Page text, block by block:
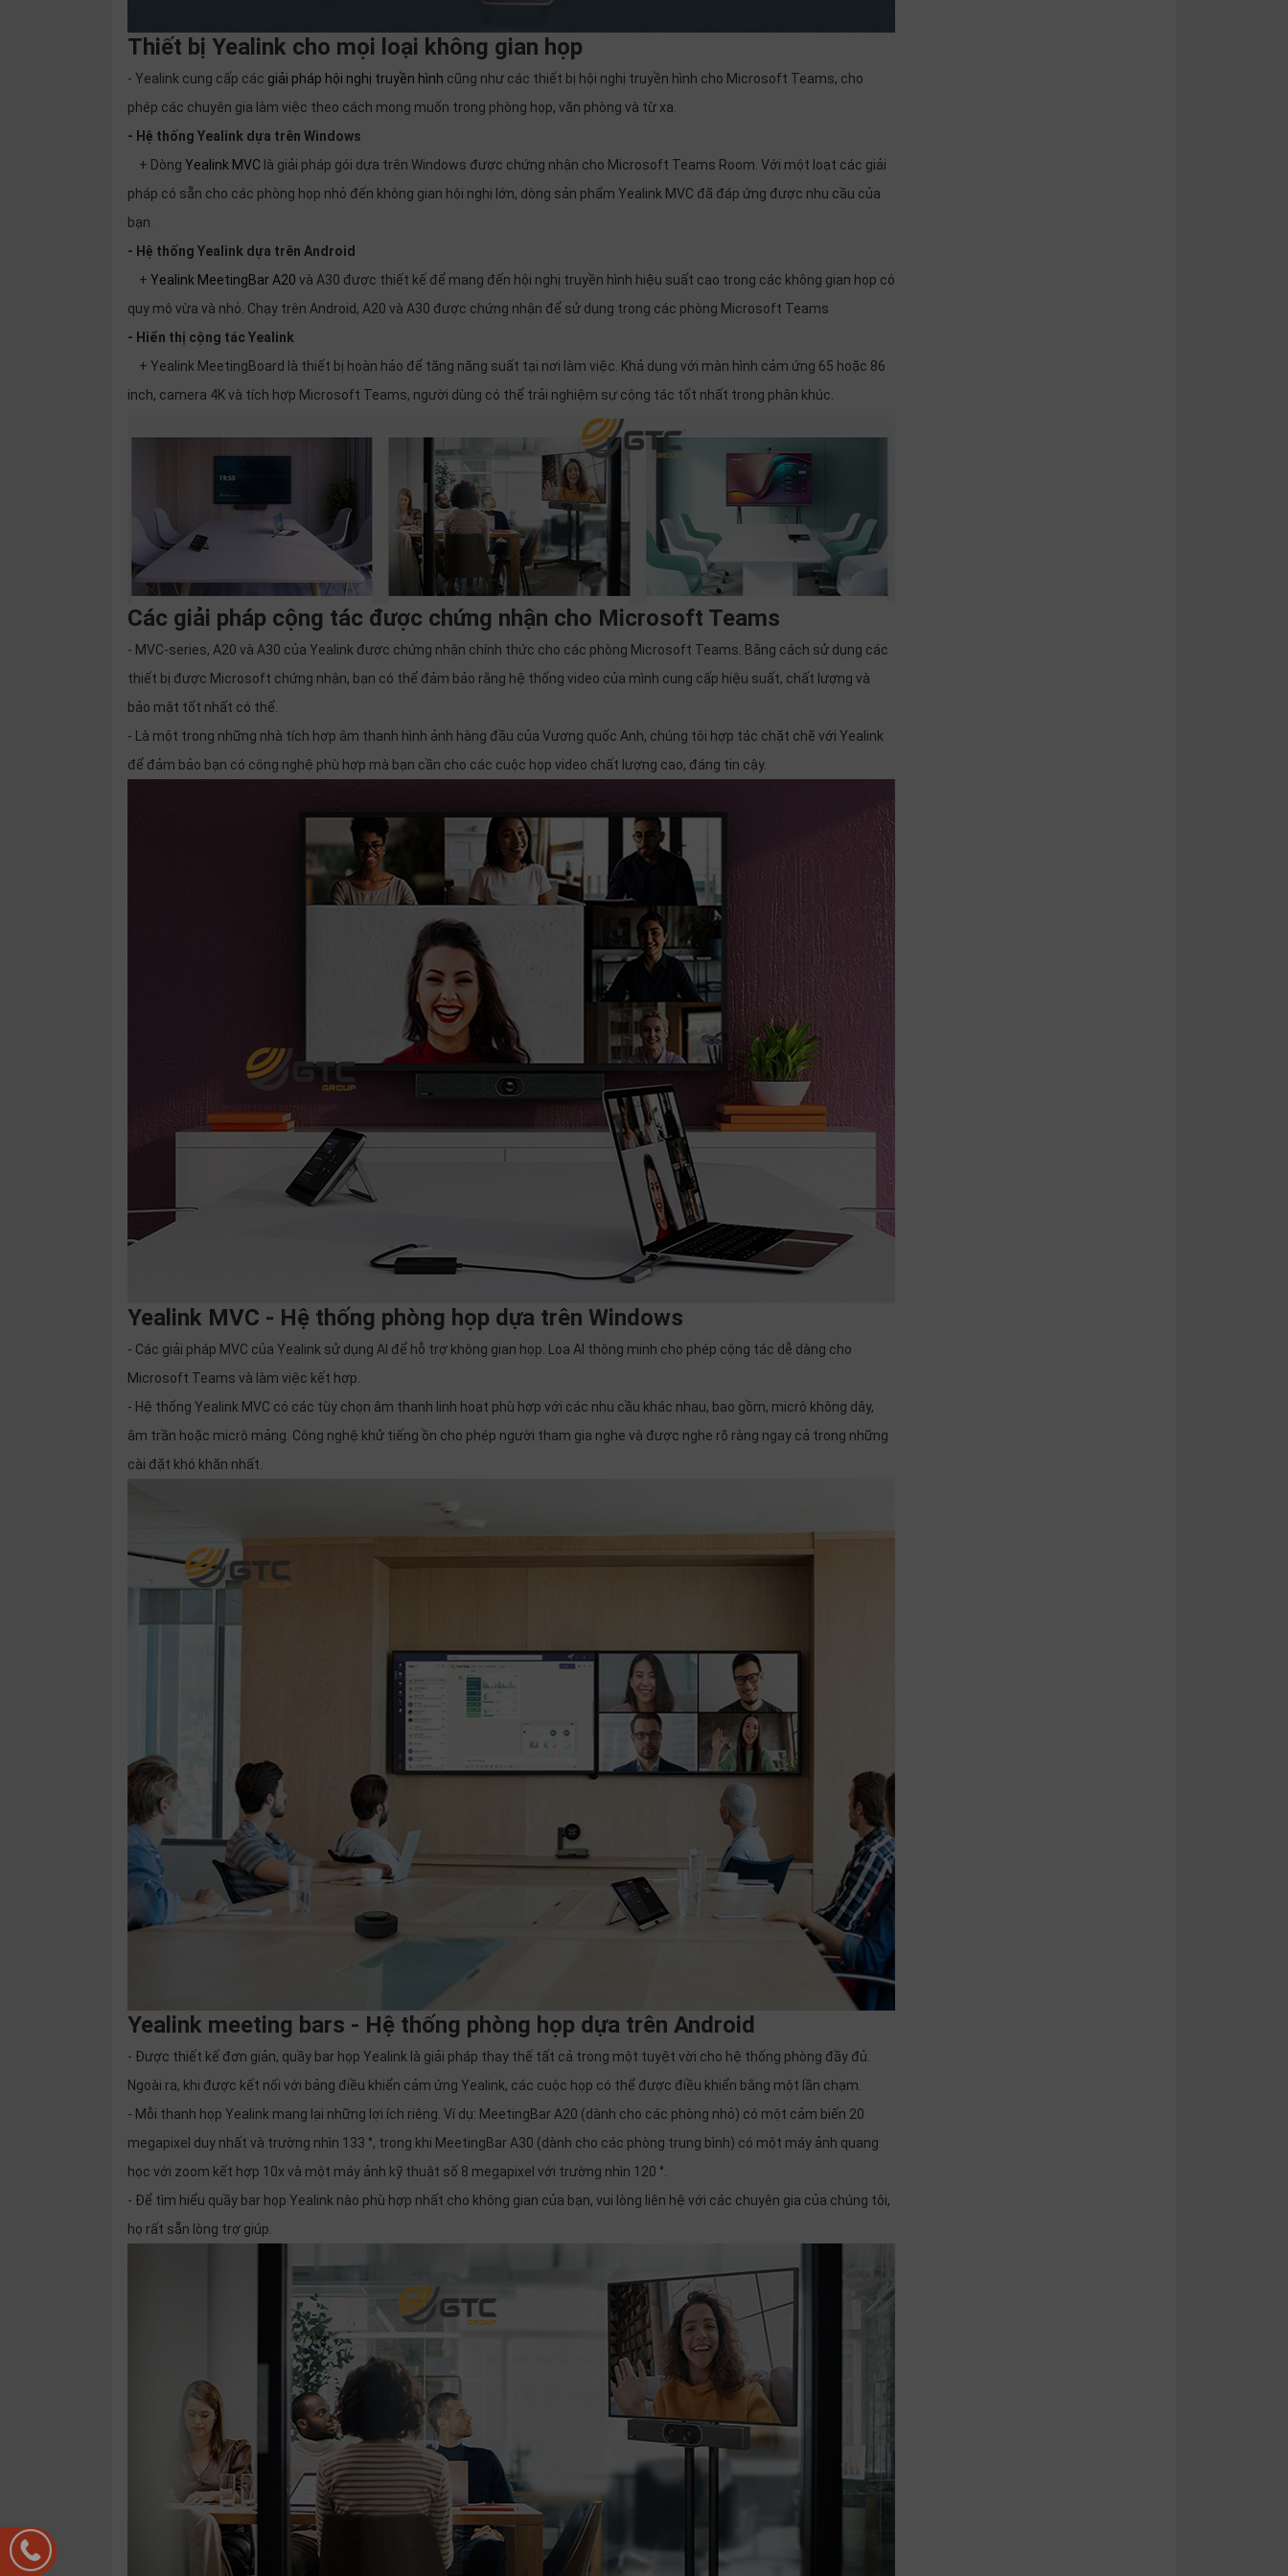
Thiết bị Yealink cho mọi loại không gian họp
- Yealink cung cấp các giải pháp hội nghị truyền hình cũng như các thiết bị hội nghị truyền hình cho Microsoft Teams, cho
phép các chuyên gia làm việc theo cách mong muốn trong phòng họp, văn phòng và từ xa.
- Hệ thống Yealink dựa trên Windows
+ Dòng Yealink MVC là giải pháp gói dựa trên Windows được chứng nhận cho Microsoft Teams Room. Với một loạt các giải
pháp có sẵn cho các phòng họp nhỏ đến không gian hội nghị lớn, dòng sản phẩm Yealink MVC đã đáp ứng được nhu cầu của
bạn.
- Hệ thống Yealink dựa trên Android
+ Yealink MeetingBar A20 và A30 được thiết kế để mang đến hội nghị truyền hình hiệu suất cao trong các không gian họp có
quy mô vừa và nhỏ. Chạy trên Android, A20 và A30 được chứng nhận để sử dụng trong các phòng Microsoft Teams
- Hiển thị cộng tác Yealink
+ Yealink MeetingBoard là thiết bị hoàn hảo để tăng năng suất tại nơi làm việc. Khả dụng với màn hình cảm ứng 65 hoặc 86
inch, camera 4K và tích hợp Microsoft Teams, người dùng có thể trải nghiệm sự cộng tác tốt nhất trong phân khúc.
Các giải pháp cộng tác được chứng nhận cho Microsoft Teams
- MVC-series, A20 và A30 của Yealink được chứng nhận chính thức cho các phòng Microsoft Teams. Bằng cách sử dụng các
thiết bị được Microsoft chứng nhận, bạn có thể đảm bảo rằng hệ thống video của mình cung cấp hiệu suất, chất lượng và
bảo mật tốt nhất có thể.
- Là một trong những nhà tích hợp âm thanh hình ảnh hàng đầu của Vương quốc Anh, chúng tôi hợp tác chặt chẽ với Yealink
để đảm bảo bạn có công nghệ phù hợp mà bạn cần cho các cuộc họp video chất lượng cao, đáng tin cậy.
Yealink MVC - Hệ thống phòng họp dựa trên Windows
- Các giải pháp MVC của Yealink sử dụng AI để hỗ trợ không gian họp. Loa AI thông minh cho phép cộng tác dễ dàng cho
Microsoft Teams và làm việc kết hợp.
- Hệ thống Yealink MVC có các tùy chọn âm thanh linh hoạt phù hợp với các nhu cầu khác nhau, bao gồm, micrô không dây,
âm trần hoặc micrô mảng. Công nghệ khử tiếng ồn cho phép người tham gia nghe và được nghe rõ ràng ngay cả trong những
cài đặt khó khăn nhất.
Yealink meeting bars - Hệ thống phòng họp dựa trên Android
- Được thiết kế đơn giản, quầy bar họp Yealink là giải pháp thay thế tất cả trong một tuyệt vời cho hệ thống phòng đầy đủ.
Ngoài ra, khi được kết nối với bảng điều khiển cảm ứng Yealink, các cuộc họp có thể được điều khiển bằng một lần chạm.
- Mỗi thanh họp Yealink mang lại những lợi ích riêng. Ví dụ: MeetingBar A20 (dành cho các phòng nhỏ) có một cảm biến 20
megapixel duy nhất và trường nhìn 133 °, trong khi MeetingBar A30 (dành cho các phòng trung bình) có một máy ảnh quang
học với zoom kết hợp 10x và một máy ảnh kỹ thuật số 8 megapixel với trường nhìn 120 °.
- Để tìm hiểu quầy bar họp Yealink nào phù hợp nhất cho không gian của bạn, vui lòng liên hệ với các chuyên gia của chúng tôi,
họ rất sẵn lòng trợ giúp.